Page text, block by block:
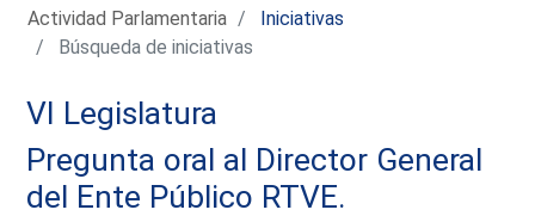
Actividad Parlamentaria
Iniciativas
Búsqueda de iniciativas
VI Legislatura
Pregunta oral al Director General
del Ente Público RTVE.